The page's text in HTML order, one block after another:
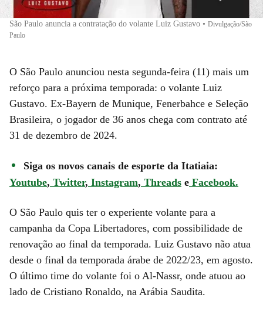
São Paulo anuncia a contratação do volante Luiz Gustavo • Divulgação/São
Paulo
O São Paulo anunciou nesta segunda-feira (11) mais um
reforço para a próxima temporada: o volante Luiz
Gustavo. Ex-Bayern de Munique, Fenerbahce e Seleção
Brasileira, o jogador de 36 anos chega com contrato até
31 de dezembro de 2024.
Siga os novos canais de esporte da Itatiaia:
Youtube, Twitter, Instagram, Threads e Facebook.
O São Paulo quis ter o experiente volante para a
campanha da Copa Libertadores, com possibilidade de
renovação ao final da temporada. Luiz Gustavo não atua
desde o final da temporada árabe de 2022/23, em agosto.
O último time do volante foi o Al-Nassr, onde atuou ao
lado de Cristiano Ronaldo, na Arábia Saudita.